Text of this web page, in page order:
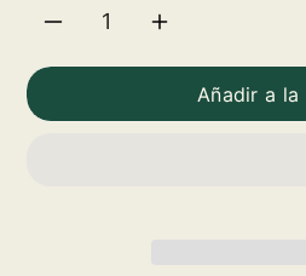
cantidad
Añadir a la